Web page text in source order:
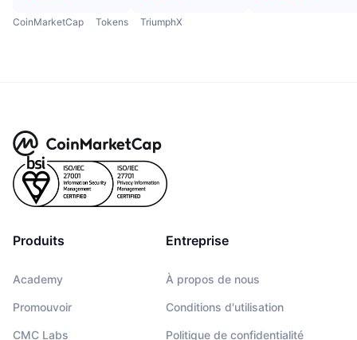
CoinMarketCap Tokens TriumphX
Produits
Academy
Promouvoir
CMC Labs
Entreprise
À propos de nous
Conditions d'utilisation
Politique de confidentialité